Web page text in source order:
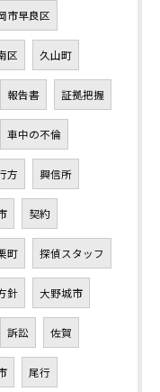
市早良区
区 久山町
報告書 証拠把握
車中の不倫
方 興信所
契約
町 探偵スタッフ
針 大野城市
訴訟 佐賀
尾行